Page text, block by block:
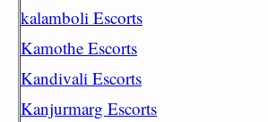
kalamboli Escorts
Kamothe Escorts
Kandivali Escorts
Kanjurmarg Escorts